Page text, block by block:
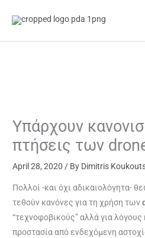
Υπάρχουν
πτήσεις των
April 28, 2020/ By Dimitris
Πολλοί -και όχι αδικαιολόγητα-
τεθούν κανόνες για τη χρήση των
“τεχνοφοβικούς” αλλά για
προστασία από ενδεχόμενη